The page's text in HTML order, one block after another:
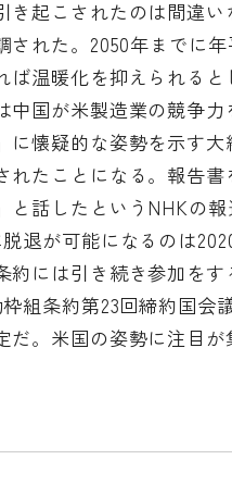
起こされたのは間違い
れた。2050年までに
温暖化を抑えられると
国が米製造業の競争力
に懐疑的な姿勢を示す大
たことになる。報告書
話したというNHKの報
退が可能になるのは
約には引き続き参加をす
組条約第23回締約国会
。米国の姿勢に注目が